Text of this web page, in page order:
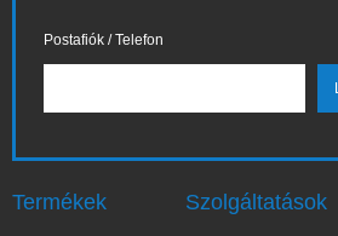
Postafiók / Telefon
Termékek Szolgáltatások